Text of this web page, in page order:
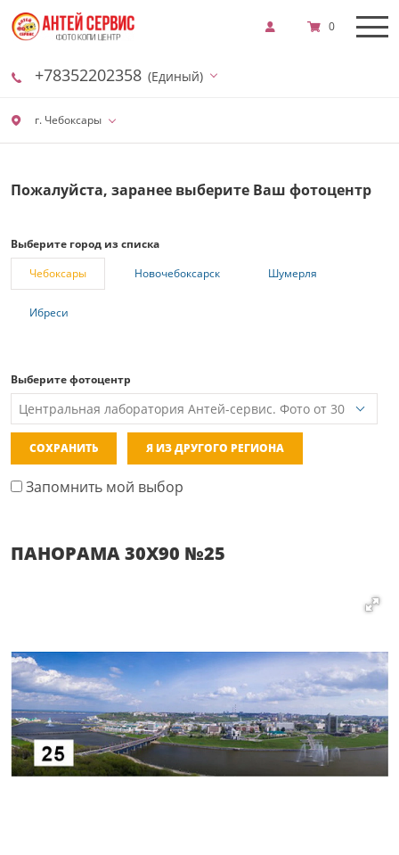
г. Чебоксары
+78352202358 (Единый)
0
Пожалуйста, заранее выберите Ваш фотоцентр
Выберите город из списка
Чебоксары
Новочебоксарск Шумерля
Ибреси
Выберите фотоцентр
СОХРАНИТЬ Я ИЗ ДРУГОГО РЕГИОНА
Запомнить мой выбор
ПАНОРАМА 30Х90 №25